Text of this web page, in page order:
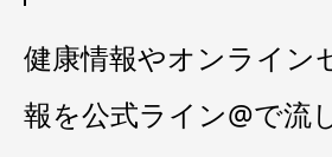
健康情報やオンライン
報を公式ライン@で流